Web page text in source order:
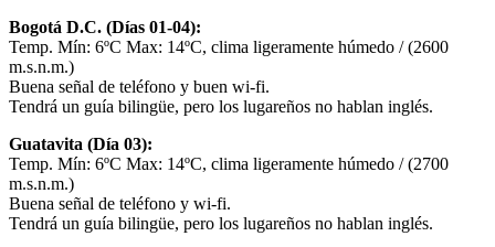
Bogotá D.C. (Días 01-04):
Temp. Mín: 6ºC Max: 14ºC, clima ligeramente húmedo / (2600
m.s.n.m.)
Buena señal de teléfono y buen wi-fi.
Tendrá un guía bilingüe, pero los lugareños no hablan inglés.
Guatavita (Día 03):
Temp. Mín: 6ºC Max: 14ºC, clima ligeramente húmedo / (2700
m.s.n.m.)
Buena señal de teléfono y wi-fi.
Tendrá un guía bilingüe, pero los lugareños no hablan inglés.